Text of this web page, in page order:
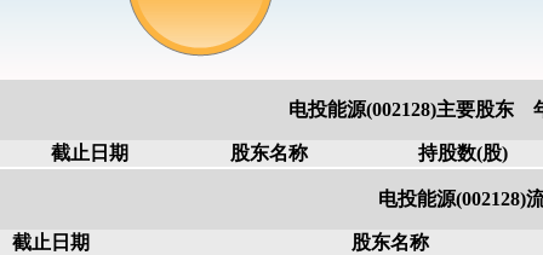
电投能源(002128)主要股东
截止日期 股东名称 持股数(股)
电投能源(002128)
截止日期
股东名称